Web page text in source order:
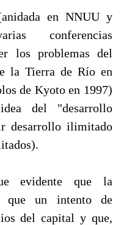
en NNUU y
conferencias
los problemas del
la Tierra de Río en
de Kyoto en 1997)
del "desarrollo
desarrollo ilimitado
evidente que la
que un intento de
del capital y que,